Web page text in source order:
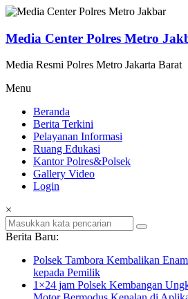
Lompat
konten
Media Center Polres Metro
Media Resmi Polres Metro Jakarta Barat
Menu
Beranda
Berita Terkini
Pelayanan Informasi
Ruang Edukasi
Kantor Polres&Polsek
Gallery Video
Login
×
Berita Baru:
Polsek Tambora Kembalikan
kepada Pemilik
1×24 jam Polsek Kembangan